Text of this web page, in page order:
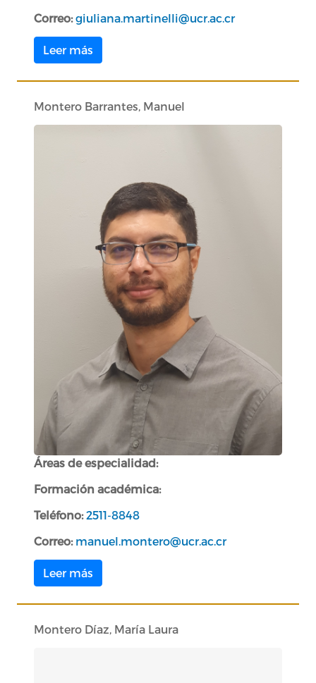
Correo:giuliana.martinelli@ucr.ac.cr
Leer más
Montero Barrantes, Manuel
Áreas de especialidad:
Formación académica:
Teléfono:2511-8848
Correo:manuel.montero@ucr.ac.cr
Leer más
Montero Díaz, María Laura